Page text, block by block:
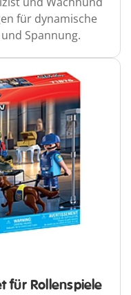
für dynamische
Spannung.
für Rollenspiele